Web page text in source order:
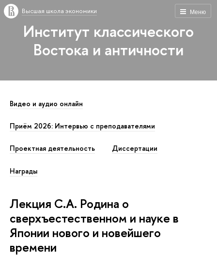
Меню
Высшая школа экономики
Институт классического
Востока и античности
Видео и аудио онлайн
Приём 2026: Интервью с преподавателями
Проектная деятельность Диссертации
Награды
Лекция С.А. Родина о
сверхъестественном и науке в
Японии нового и новейшего
времени